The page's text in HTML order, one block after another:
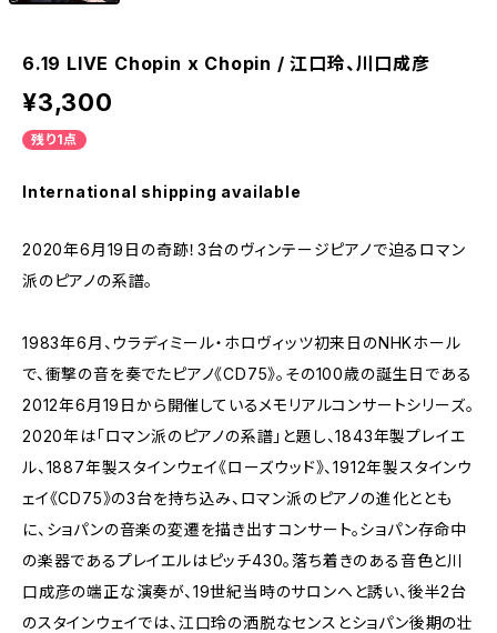
6.19 LIVE Chopin x Chopin / 江口玲、川口成彦
¥3,300
残り1点
International shipping available
2020年6月19日の奇跡！3台のヴィンテージピアノで迫るロマン
派のピアノの系譜。
1983年6月、ウラディミール・ホロヴィッツ初来日のNHKホール
で、衝撃の音を奏でたピアノ《CD75》。その100歳の誕生日である
2012年6月19日から開催しているメモリアルコンサートシリーズ。
2020年は「ロマン派のピアノの系譜」と題し、1843年製プレイエ
ル、1887年製スタインウェイ《ローズウッド》、1912年製スタインウ
ェイ《CD75》の3台を持ち込み、ロマン派のピアノの進化ととも
に、ショパンの音楽の変遷を描き出すコンサート。ショパン存命中
の楽器であるプレイエルはピッチ430。落ち着きのある音色と川
口成彦の端正な演奏が、19世紀当時のサロンへと誘い、後半2台
のスタインウェイでは、江口玲の洒脱なセンスとショパン後期の壮